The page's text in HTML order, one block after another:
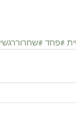
#פחד #שחרוררגשי